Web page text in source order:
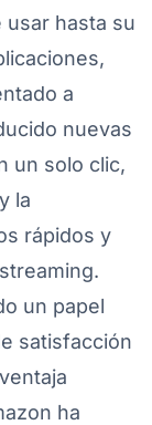
hasta su
a
nuevas
un solo clic,
la
rápidos y
un papel
satisfacción
ha